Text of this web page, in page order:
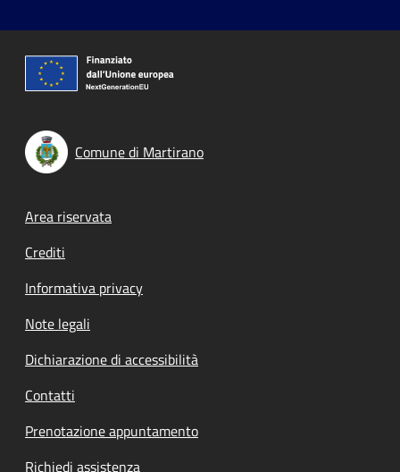
Comune di Martirano
Footer menu
Area riservata
Crediti
Informativa privacy
Note legali
Dichiarazione di accessibilità
Contatti
Prenotazione appuntamento
Richiedi assistenza